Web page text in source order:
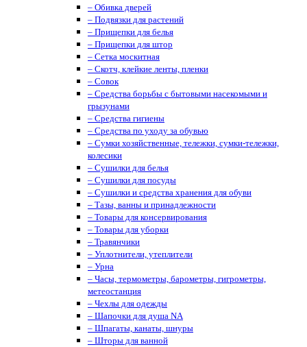
– Обивка дверей
– Подвязки для растений
– Прищепки для белья
– Прищепки для штор
– Сетка москитная
– Скотч, клейкие ленты, пленки
– Совок
– Средства борьбы с бытовыми насекомыми и
грызунами
– Средства гигиены
– Средства по уходу за обувью
– Сумки хозяйственные, тележки, сумки-тележки,
колесики
– Сушилки для белья
– Сушилки для посуды
– Сушилки и средства хранения для обуви
– Тазы, ванны и принадлежности
– Товары для консервирования
– Товары для уборки
– Травянчики
– Уплотнители, утеплители
– Урна
– Часы, термометры, барометры, гигрометры,
метеостанция
– Чехлы для одежды
– Шапочки для душа NA
– Шпагаты, канаты, шнуры
– Шторы для ванной